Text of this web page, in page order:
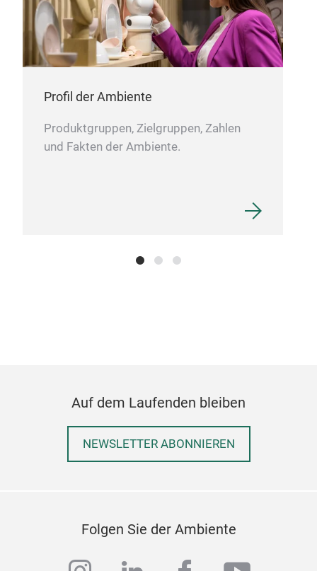
Profil der Ambiente
Produktgruppen, Zielgruppen, Zahlen
und Fakten der Ambiente.
Auf dem Laufenden bleiben
NEWSLETTER ABONNIEREN
Folgen Sie der Ambiente